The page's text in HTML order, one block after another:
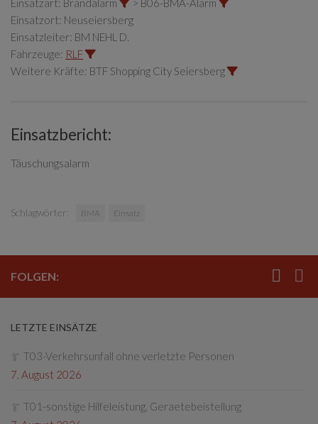
Einsatzart: Brandalarm
> B06-BMA-Alarm
Einsatzort: Neuseiersberg
Einsatzleiter: BM NEHL D.
Fahrzeuge: RLF
Weitere Kräfte: BTF Shopping City Seiersberg
Einsatzbericht:
Täuschungsalarm
Schlagwörter: BMA Einsatz
FOLGEN:
LETZTE EINSÄTZE
T03-Verkehrsunfall ohne verletzte Personen
7. August 2026
T01-sonstige Hilfeleistung, Geraetebeistellung